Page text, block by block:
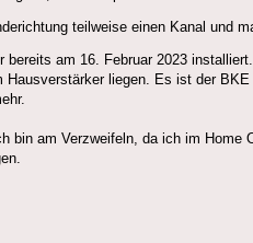
teilweise einen Kanal und
bereits am 16. Februar 2023
liegen. Es ist der
bin am Verzweifeln, da ich im Home